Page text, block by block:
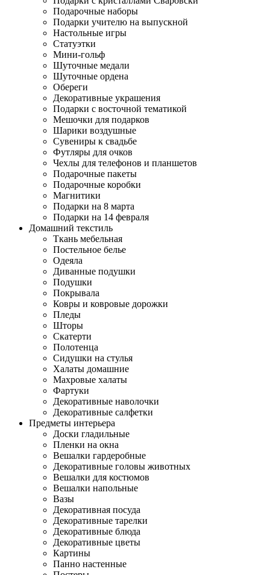
Подарочные наборы
Подарки учителю на выпускной
Настольные игры
Статуэтки
Мини-гольф
Шуточные медали
Шуточные ордена
Обереги
Декоративные украшения
Подарки с восточной тематикой
Мешочки для подарков
Шарики воздушные
Сувениры к свадьбе
Футляры для очков
Чехлы для телефонов и планшетов
Подарочные пакеты
Подарочные коробки
Магнитики
Подарки на 8 марта
Подарки на 14 февраля
Домашний текстиль
Ткань мебельная
Постельное белье
Одеяла
Диванные подушки
Подушки
Покрывала
Ковры и ковровые дорожки
Пледы
Шторы
Скатерти
Полотенца
Сидушки на стулья
Халаты домашние
Махровые халаты
Фартуки
Декоративные наволочки
Декоративные салфетки
Предметы интерьера
Доски гладильные
Пленки на окна
Вешалки гардеробные
Декоративные головы животных
Вешалки для костюмов
Вешалки напольные
Вазы
Декоративная посуда
Декоративные тарелки
Декоративные блюда
Декоративные цветы
Картины
Панно настенные